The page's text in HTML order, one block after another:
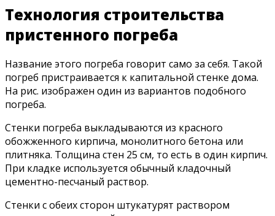
Технология строительства
пристенного погреба
Название этого погреба говорит само за себя. Такой
погреб пристраивается к капитальной стенке дома.
На рис. изображен один из вариантов подобного
погреба.
Стенки погреба выкладываются из красного
обожженного кирпича, монолитного бетона или
плитняка. Толщина стен 25 см, то есть в один кирпич.
При кладке используется обычный кладочный
цементно-песчаный раствор.
Стенки с обеих сторон штукатурят раствором